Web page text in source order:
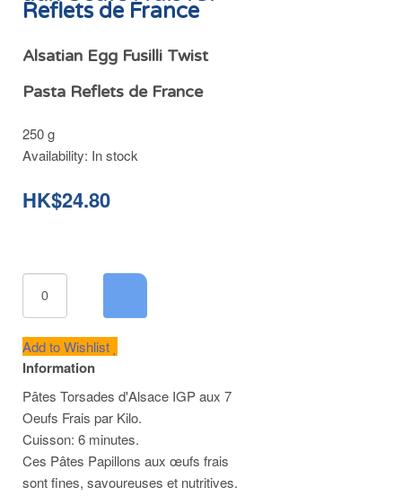
Reflets de France
Alsatian Egg Fusilli Twist
Pasta Reflets de France
250 g
Availability: In stock
HK$24.80
Add to Wishlist
Information
Pâtes Torsades d'Alsace IGP aux 7
Oeufs Frais par Kilo.
Cuisson: 6 minutes.
Ces Pâtes Papillons aux œufs frais
sont fines, savoureuses et nutritives.